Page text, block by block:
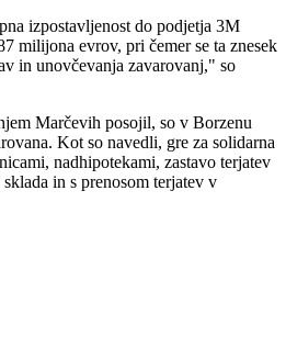
izpostavljenost do podjetja 3M
milijona evrov, pri čemer se ta znesek
in unovčevanja zavarovanj," so
Marčevih posojil, so v Borzenu
Kot so navedli, gre za solidarna
nadhipotekami, zastavo terjatev
in s prenosom terjatev v